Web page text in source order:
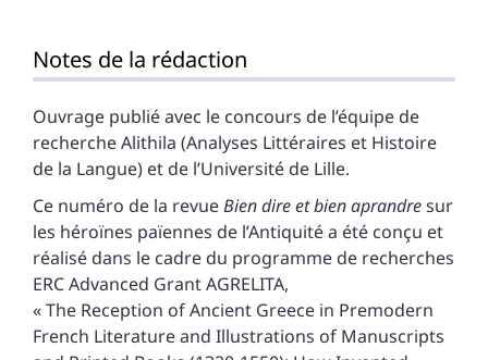
Notes de la rédaction
Ouvrage publié avec le concours de l’équipe de
recherche Alithila (Analyses Littéraires et Histoire
de la Langue) et de l’Université de Lille.
Ce numéro de la revueBien dire et bien aprandresur
les héroïnes païennes de l’Antiquité a été conçu et
réalisé dans le cadre du programme de recherches
ERC Advanced Grant AGRELITA,
« The Reception of Ancient Greece in Premodern
French Literature and Illustrations of Manuscripts